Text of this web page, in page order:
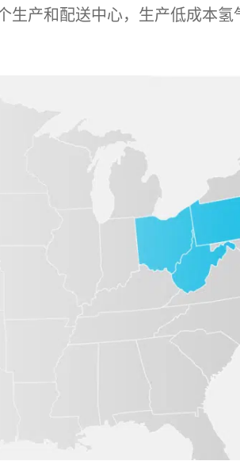
产和配送中心，生产低成本氢